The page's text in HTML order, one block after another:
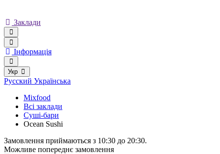
Заклади
Інформація
Укр
Русский Українська
Mixfood
Всі заклади
Суші-бари
Ocean Sushi
Замовлення приймаються з 10:30 до 20:30.
Можливе попереднє замовлення